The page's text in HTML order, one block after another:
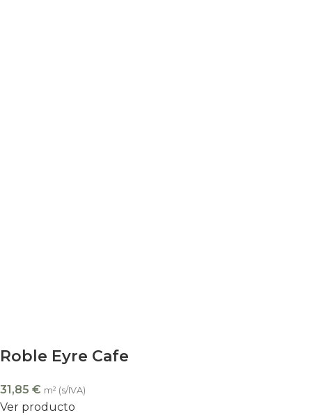
Roble Eyre Cafe
31,85 € m² (s/IVA)
Ver producto